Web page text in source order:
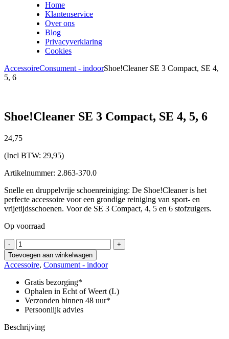
Home
Klantenservice
Over ons
Blog
Privacyverklaring
Cookies
AccessoireConsument - indoorShoe!Cleaner SE 3 Compact, SE 4,
5, 6
Shoe!Cleaner SE 3 Compact, SE 4, 5, 6
24,75
(Incl BTW: 29,95)
Artikelnummer: 2.863-370.0
Snelle en druppelvrije schoenreiniging: De Shoe!Cleaner is het
perfecte accessoire voor een grondige reiniging van sport- en
vrijetijdsschoenen. Voor de SE 3 Compact, 4, 5 en 6 stofzuigers.
Op voorraad
-
Shoe!Cleaner
SE
3
Compact,
SE
4,
5,
6
+
Toevoegen aan winkelwagen
Accessoire, Consument - indoor
Gratis bezorging*
Ophalen in Echt of Weert (L)
Verzonden binnen 48 uur*
Persoonlijk advies
Beschrijving